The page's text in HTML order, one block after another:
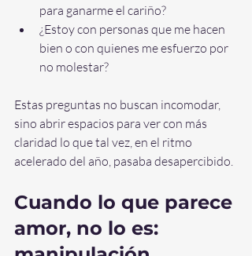
para ganarme el cariño?
¿Estoy con personas que me hacen
bien o con quienes me esfuerzo por
no molestar?
Estas preguntas no buscan incomodar,
sino abrir espacios para ver con más
claridad lo que tal vez, en el ritmo
acelerado del año, pasaba desapercibido.
Cuando lo que parece
amor, no lo es: